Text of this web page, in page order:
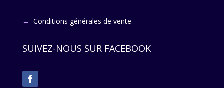
Conditions générales de vente
SUIVEZ-NOUS SUR FACEBOOK